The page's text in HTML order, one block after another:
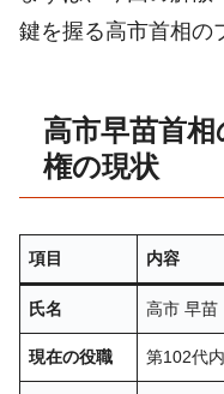
鍵を握る高市首相の
高市早苗首
権の現状
項目 内容
氏名 高市 早苗
現在の役職 第102代